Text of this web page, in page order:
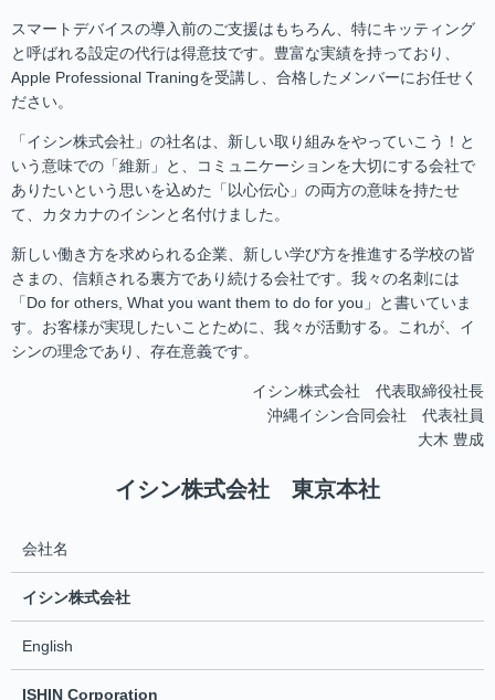
スマートデバイスの導入前のご支援はもちろん、特にキッティング
と呼ばれる設定の代行は得意技です。豊富な実績を持っており、
Apple Professional Traningを受講し、合格したメンバーにお任せく
ださい。
「イシン株式会社」の社名は、新しい取り組みをやっていこう！と
いう意味での「維新」と、コミュニケーションを大切にする会社で
ありたいという思いを込めた「以心伝心」の両方の意味を持たせ
て、カタカナのイシンと名付けました。
新しい働き方を求められる企業、新しい学び方を推進する学校の皆
さまの、信頼される裏方であり続ける会社です。我々の名刺には
「Do for others, What you want them to do for you」と書いていま
す。お客様が実現したいことために、我々が活動する。これが、イ
シンの理念であり、存在意義です。
イシン株式会社 代表取締役社長
沖縄イシン合同会社 代表社員
大木 豊成
イシン株式会社 東京本社
会社名
イシン株式会社
English
ISHIN Corporation